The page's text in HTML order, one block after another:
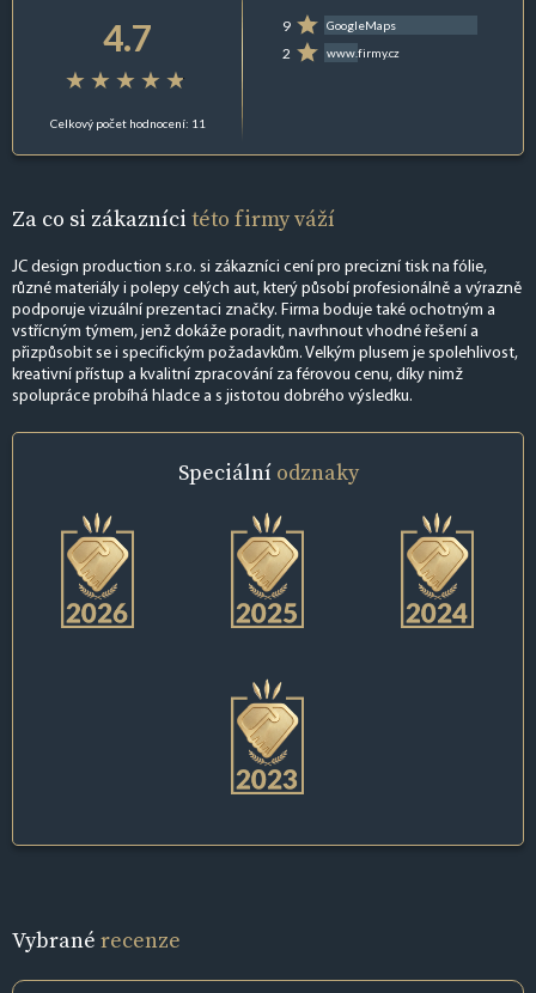
4.7
Celkový počet hodnocení: 11
9 GoogleMaps
2 www.firmy.cz
Za co si zákazníci této firmy váží
JC design production s.r.o. si zákazníci cení pro precizní tisk na fólie,
různé materiály i polepy celých aut, který působí profesionálně a výrazně
podporuje vizuální prezentaci značky. Firma boduje také ochotným a
vstřícným týmem, jenž dokáže poradit, navrhnout vhodné řešení a
přizpůsobit se i specifickým požadavkům. Velkým plusem je spolehlivost,
kreativní přístup a kvalitní zpracování za férovou cenu, díky nimž
spolupráce probíhá hladce a s jistotou dobrého výsledku.
Speciální odznaky
Vybrané recenze